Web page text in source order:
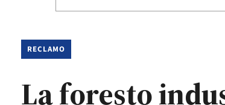
RECLAMO
La foresto